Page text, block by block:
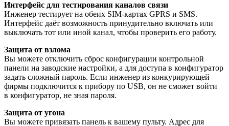
Интерфейс для тестирования каналов связи
Инженер тестирует на обеих SIM-картах GPRS и SMS.
Интерфейс даёт возможность принудительно включать или
выключать тот или иной канал, чтобы проверить его работу.
Защита от взлома
Вы можете отключить сброс конфигурации контрольной
панели на заводские настройки, а для доступа в конфигуратор
задать сложный пароль. Если инженер из конкурирующей
фирмы подключится к прибору по USB, он не сможет войти
в конфигуратор, не зная пароля.
Защита от угона
Вы можете привязать панель к вашему пульту. Адрес для